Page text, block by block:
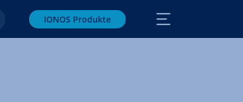
IONOS Produkte